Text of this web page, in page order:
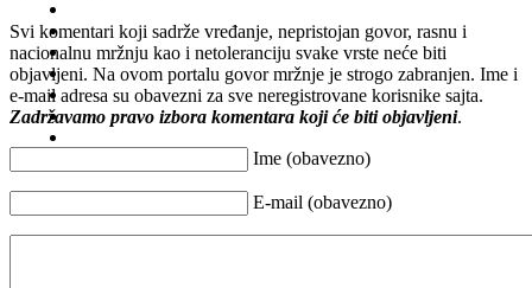
Svi komentari koji sadrže vređanje, nepristojan govor, rasnu i
nacionalnu mržnju kao i netoleranciju svake vrste neće biti
objavljeni. Na ovom portalu govor mržnje je strogo zabranjen. Ime i
e-mail adresa su obavezni za sve neregistrovane korisnike sajta.
Zadržavamo pravo izbora komentara koji će biti objavljeni.
Ime (obavezno)
E-mail (obavezno)